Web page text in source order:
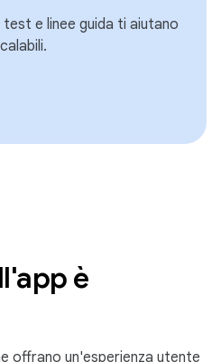
e linee guida ti aiutano
è
offrano un'esperienza utente